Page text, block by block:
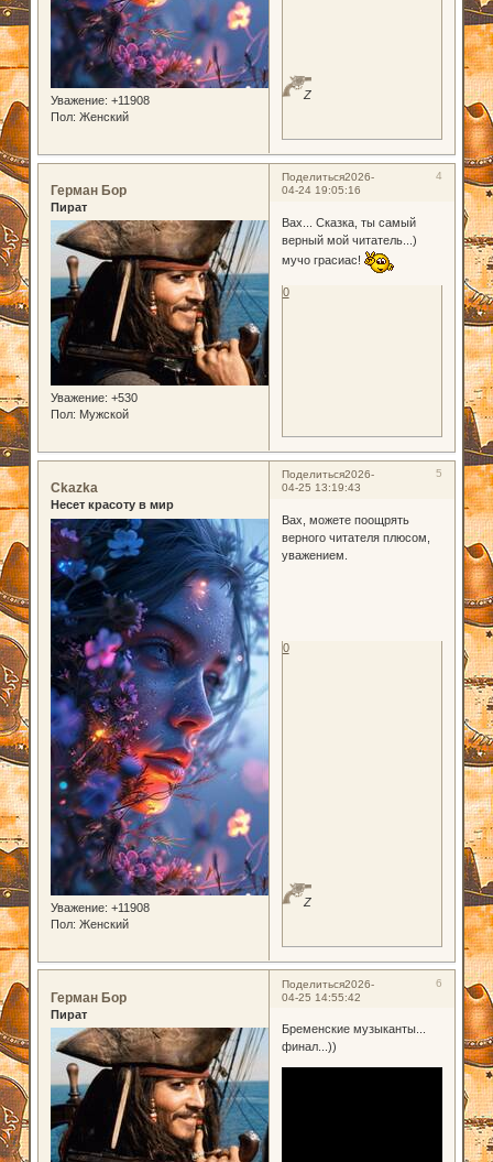
Уважение: +11908
Пол: Женский
Z
Поделиться 4
2026-
04-24 19:05:16
Герман Бор
Пират
Уважение: +530
Пол: Мужской
Вах... Сказка, ты самый
верный мой читатель...)
мучо грасиас!
0
Поделиться 5
2026-
04-25 13:19:43
Ckazka
Несет красоту в мир
Уважение: +11908
Пол: Женский
Вах, можете поощрять
верного читателя плюсом,
уважением.
Z
0
Поделиться 6
2026-
04-25 14:55:42
Герман Бор
Пират
Бременские музыканты...
финал...))